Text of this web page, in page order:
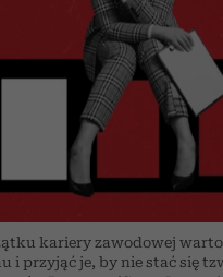
kariery zawodowej
i przyjąć je, by nie stać się